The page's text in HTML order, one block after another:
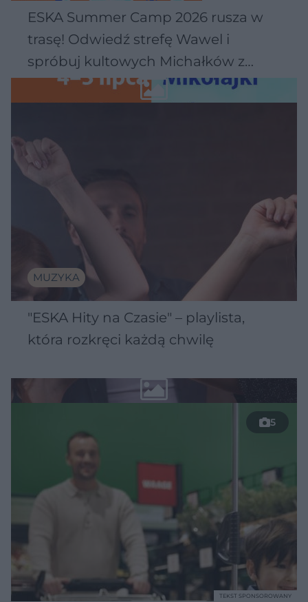
ESKA Summer Camp 2026 rusza w
trasę! Odwiedź strefę Wawel i
spróbuj kultowych Michałków z
Wawelu
MUZYKA
"ESKA Hity na Czasie" – playlista,
która rozkręci każdą chwilę
5
TEKST SPONSOROWANY